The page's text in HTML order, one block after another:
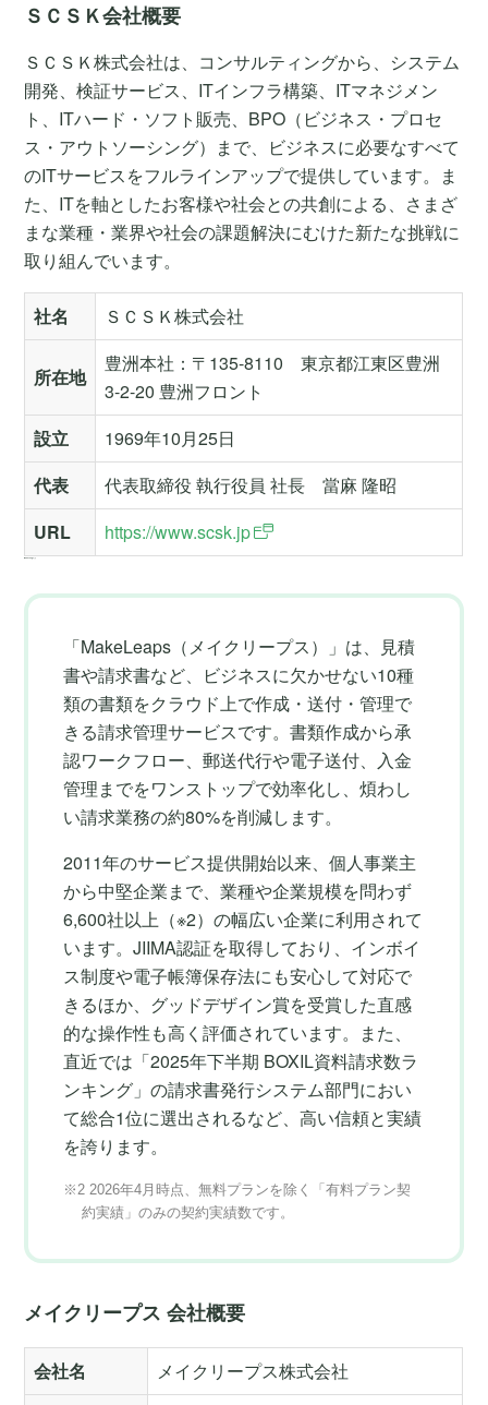
ＳＣＳＫ会社概要
ＳＣＳＫ株式会社は、コンサルティングから、システム
開発、検証サービス、ITインフラ構築、ITマネジメン
ト、ITハード・ソフト販売、BPO（ビジネス・プロセ
ス・アウトソーシング）まで、ビジネスに必要なすべて
のITサービスをフルラインアップで提供しています。ま
た、ITを軸としたお客様や社会との共創による、さまざ
まな業種・業界や社会の課題解決にむけた新たな挑戦に
取り組んでいます。
社名 ＳＣＳＫ株式会社
所在地
豊洲本社：〒135-8110 東京都江東区豊洲
3-2-20 豊洲フロント
設立
1969年10月25日
代表
代表取締役 執行役員 社長 當麻 隆昭
URL
https://www.scsk.jp
「MakeLeaps（メイクリープス）」は、見積
書や請求書など、ビジネスに欠かせない10種
類の書類をクラウド上で作成・送付・管理で
きる請求管理サービスです。書類作成から承
認ワークフロー、郵送代行や電子送付、入金
管理までをワンストップで効率化し、煩わし
い請求業務の約80%を削減します。
2011年のサービス提供開始以来、個人事業主
から中堅企業まで、業種や企業規模を問わず
6,600社以上（※2）の幅広い企業に利用されて
います。JIIMA認証を取得しており、インボイ
ス制度や電子帳簿保存法にも安心して対応で
きるほか、グッドデザイン賞を受賞した直感
的な操作性も高く評価されています。また、
直近では「2025年下半期 BOXIL資料請求数ラ
ンキング」の請求書発行システム部門におい
て総合1位に選出されるなど、高い信頼と実績
を誇ります。
※2 2026年4月時点、無料プランを除く「有料プラン契
約実績」のみの契約実績数です。
メイクリープス 会社概要
会社名 メイクリープス株式会社